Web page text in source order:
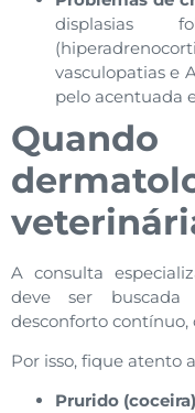
displasias
vasculopatias e
pelo acentuada
A consulta
deve ser
desconforto contínuo,
Por isso, fique atento
Prurido